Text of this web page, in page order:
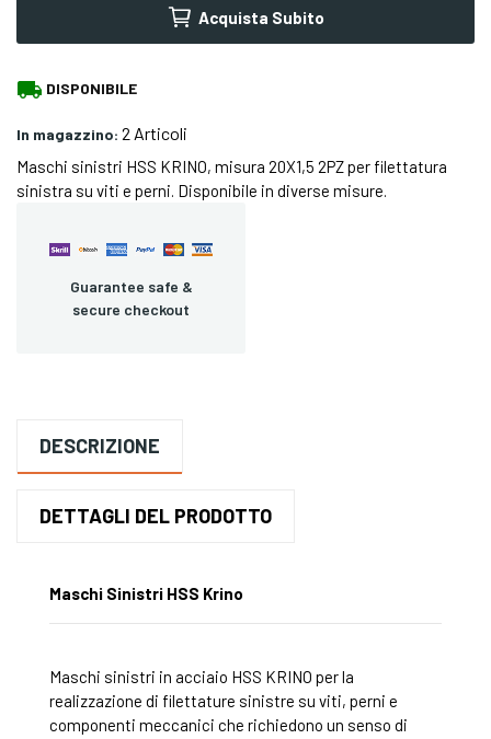
Acquista Subito
local_shipping DISPONIBILE
In magazzino: 2 Articoli
Maschi sinistri HSS KRINO, misura 20X1,5 2PZ per filettatura
sinistra su viti e perni. Disponibile in diverse misure.
Guarantee safe &
secure checkout
DESCRIZIONE
DETTAGLI DEL PRODOTTO
Maschi Sinistri HSS Krino
Maschi sinistri in acciaio HSS KRINO per la
realizzazione di filettature sinistre su viti, perni e
componenti meccanici che richiedono un senso di